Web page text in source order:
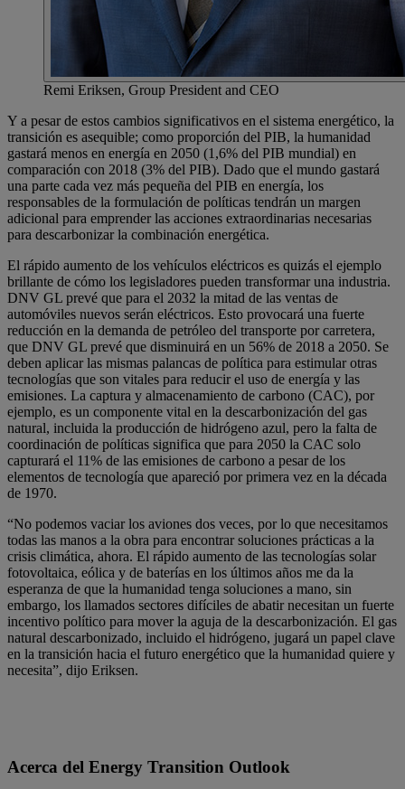
Remi Eriksen, Group President and CEO
Y a pesar de estos cambios significativos en el sistema energético, la
transición es asequible; como proporción del PIB, la humanidad
gastará menos en energía en 2050 (1,6% del PIB mundial) en
comparación con 2018 (3% del PIB). Dado que el mundo gastará
una parte cada vez más pequeña del PIB en energía, los
responsables de la formulación de políticas tendrán un margen
adicional para emprender las acciones extraordinarias necesarias
para descarbonizar la combinación energética.
El rápido aumento de los vehículos eléctricos es quizás el ejemplo
brillante de cómo los legisladores pueden transformar una industria.
DNV GL prevé que para el 2032 la mitad de las ventas de
automóviles nuevos serán eléctricos. Esto provocará una fuerte
reducción en la demanda de petróleo del transporte por carretera,
que DNV GL prevé que disminuirá en un 56% de 2018 a 2050. Se
deben aplicar las mismas palancas de política para estimular otras
tecnologías que son vitales para reducir el uso de energía y las
emisiones. La captura y almacenamiento de carbono (CAC), por
ejemplo, es un componente vital en la descarbonización del gas
natural, incluida la producción de hidrógeno azul, pero la falta de
coordinación de políticas significa que para 2050 la CAC solo
capturará el 11% de las emisiones de carbono a pesar de los
elementos de tecnología que apareció por primera vez en la década
de 1970.
“No podemos vaciar los aviones dos veces, por lo que necesitamos
todas las manos a la obra para encontrar soluciones prácticas a la
crisis climática, ahora. El rápido aumento de las tecnologías solar
fotovoltaica, eólica y de baterías en los últimos años me da la
esperanza de que la humanidad tenga soluciones a mano, sin
embargo, los llamados sectores difíciles de abatir necesitan un fuerte
incentivo político para mover la aguja de la descarbonización. El gas
natural descarbonizado, incluido el hidrógeno, jugará un papel clave
en la transición hacia el futuro energético que la humanidad quiere y
necesita”, dijo Eriksen.
Acerca del Energy Transition Outlook